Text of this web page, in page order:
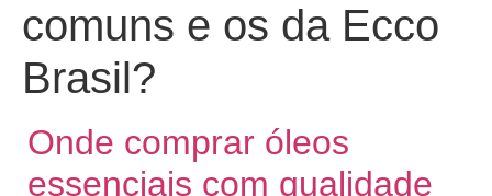
comuns e os da Ecco
Brasil?
Onde comprar óleos
essenciais com qualidade